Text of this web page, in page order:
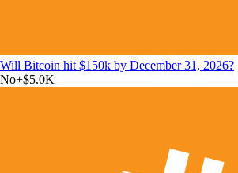
Will Bitcoin hit $150k by December 31, 2026?
No+$5.0K